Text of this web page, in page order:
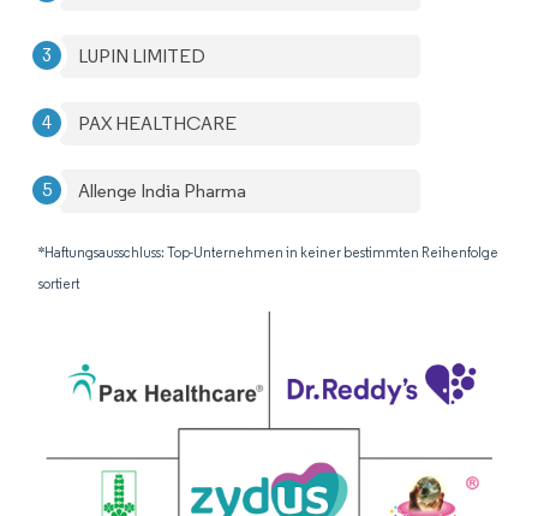
LUPIN LIMITED
PAX HEALTHCARE
Allenge India Pharma
*Haftungsausschluss: Top-Unternehmen in keiner bestimmten Reihenfolge
sortiert